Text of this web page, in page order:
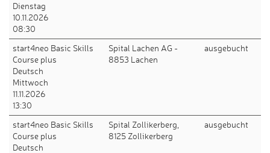
Dienstag
10.11.2026
08:30
start4neo Basic Skills
Course plus
Deutsch
Mittwoch
11.11.2026
13:30
Spital Lachen AG -
8853 Lachen
ausgebucht
start4neo Basic Skills
Course plus
Deutsch
Spital Zollikerberg,
8125 Zollikerberg
ausgebucht